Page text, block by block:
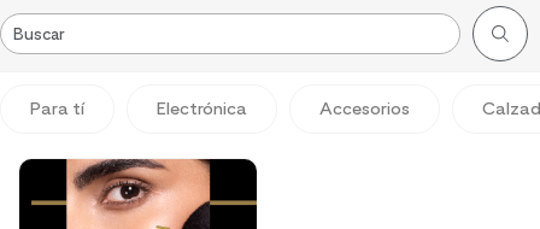
Para tí Electrónica Accesorios